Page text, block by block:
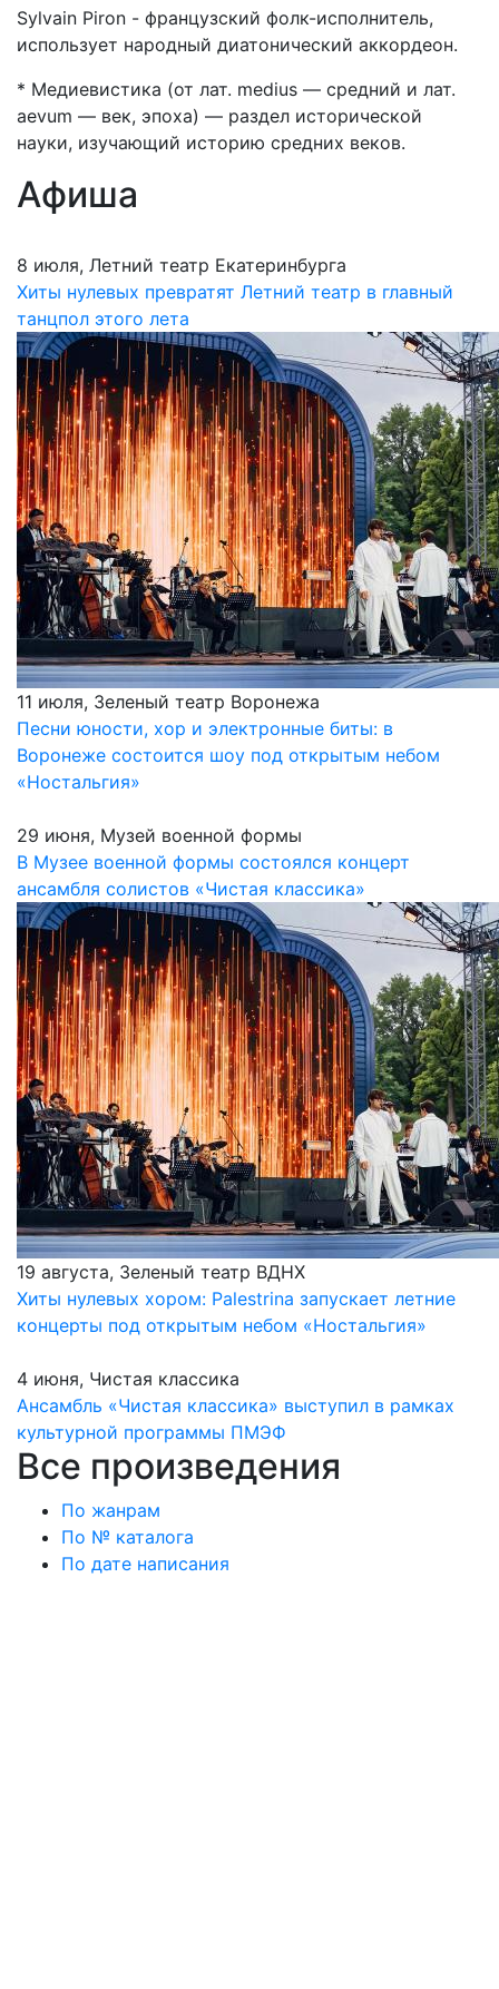
Sylvain Piron - французский фолк-исполнитель,
использует народный диатонический аккордеон.
* Медиевистика (от лат. medius — средний и лат.
aevum — век, эпоха) — раздел исторической
науки, изучающий историю средних веков.
Афиша
8 июля, Летний театр Екатеринбурга
Хиты нулевых превратят Летний театр в главный
танцпол этого лета
11 июля, Зеленый театр Воронежа
Песни юности, хор и электронные биты: в
Воронеже состоится шоу под открытым небом
«Ностальгия»
29 июня, Музей военной формы
В Музее военной формы состоялся концерт
ансамбля солистов «Чистая классика»
19 августа, Зеленый театр ВДНХ
Хиты нулевых хором: Palestrina запускает летние
концерты под открытым небом «Ностальгия»
4 июня, Чистая классика
Ансамбль «Чистая классика» выступил в рамках
культурной программы ПМЭФ
Все произведения
По жанрам
По № каталога
По дате написания